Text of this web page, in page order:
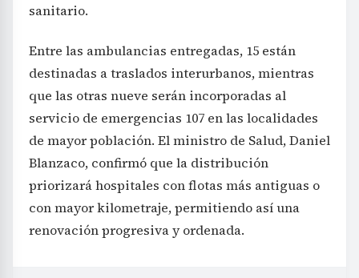
sanitario.
Entre las ambulancias entregadas, 15 están
destinadas a traslados interurbanos, mientras
que las otras nueve serán incorporadas al
servicio de emergencias 107 en las localidades
de mayor población. El ministro de Salud, Daniel
Blanzaco, confirmó que la distribución
priorizará hospitales con flotas más antiguas o
con mayor kilometraje, permitiendo así una
renovación progresiva y ordenada.